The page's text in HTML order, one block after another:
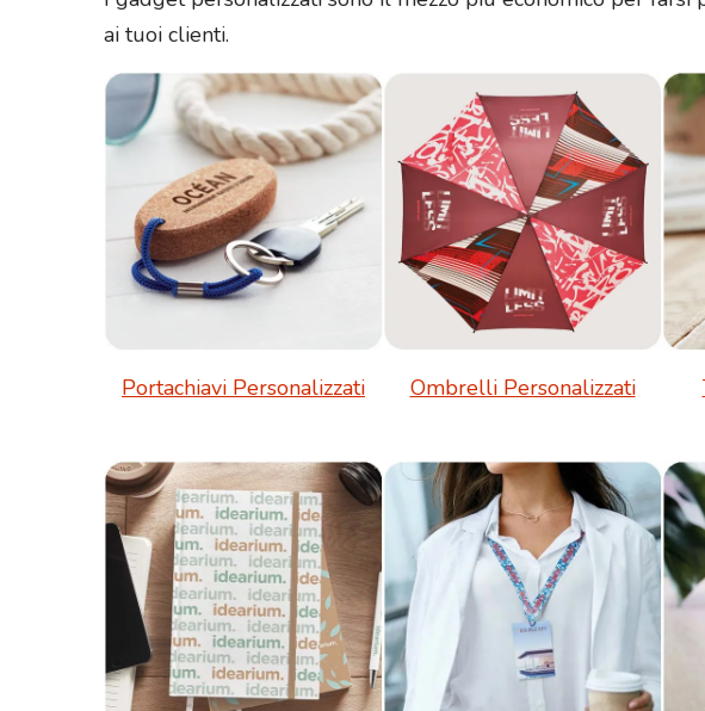
ai tuoi clienti.
Portachiavi Personalizzati Ombrelli Personalizzati